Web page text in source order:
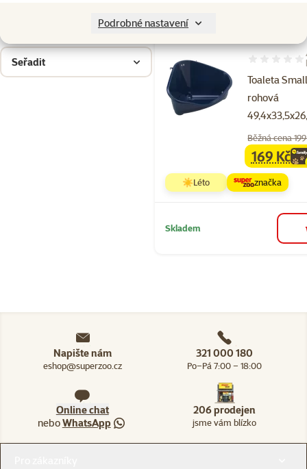
Podrobné nastavení
Seřadit
Toaleta
rohová
Hodnocení
Běžná cena
family
169 Kč
☀️Léto značka
Skladem
Napište nám
eshop@superzoo.cz
321 000 180
Po–Pá 7:00 – 18:00
Online chat
neboWhatsApp
206 prodejen
jsme vám blízko